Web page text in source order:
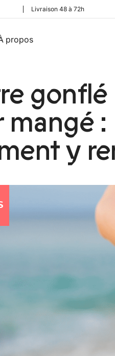
Livraison 48 à 72h
propos
gonflé
mangé :
y